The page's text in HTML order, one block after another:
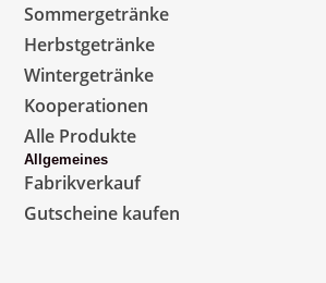
Sommergetränke
Herbstgetränke
Wintergetränke
Kooperationen
Alle Produkte
Allgemeines
Fabrikverkauf
Gutscheine kaufen